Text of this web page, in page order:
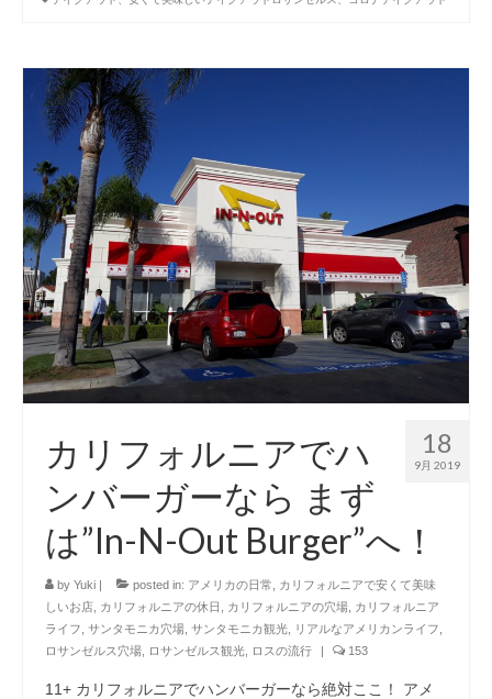
18
9月 2019
カリフォルニアでハ
ンバーガーなら まず
は”In-N-Out Burger”へ！
by Yuki | posted in: アメリカの日常
カリフォルニアで安くて美味
しいお店 カリフォルニアの休日 カリフォルニアの穴場 カリフォルニア
ライフ サンタモニカ穴場 サンタモニカ観光 リアルなアメリカンライフ
ロサンゼルス穴場
ロサンゼルス観光 ロスの流行 | 153
11+ カリフォルニアでハンバーガーなら絶対ここ！ アメ